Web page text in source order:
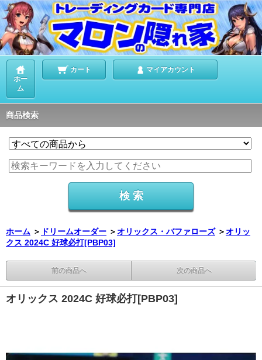
ホー
ム
カート マイアカウント
商品検索
ホーム ＞ ドリームオーダー ＞オリックス・バファローズ ＞オリッ
クス 2024C 好球必打[PBP03]
前の商品へ 次の商品へ
オリックス 2024C 好球必打[PBP03]